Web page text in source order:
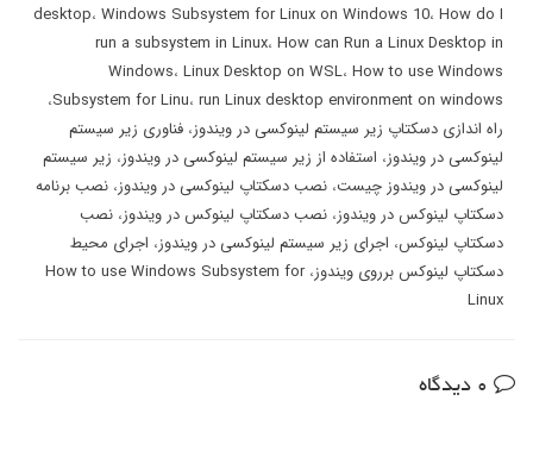
desktop، Windows Subsystem for Linux on Windows 10، How do I
run a subsystem in Linux، How can Run a Linux Desktop in
Windows، Linux Desktop on WSL، How to use Windows
Subsystem for Linu، run Linux desktop environment on windows
،
راه اندازی دسکتاپ زیر سیستم لینوکسی در ویندوز، فناوری زیر سیستم
لینوکسی در ویندوز، استفاده از زیر سیستم لینوکسی در ویندوز، زیر سیستم
لینوکسی در ویندوز چیست، نصب دسکتاپ لینوکسی در ویندوز، نصب برنامه
دسکتاپ لینوکس در ویندوز، نصب دسکتاپ لینوکس در ویندوز، نصب
دسکتاپ لینوکس، اجرای زیر سیستم لینوکسی در ویندوز، اجرای محیط
دسکتاپ لینوکس برروی ویندوز،How to use Windows Subsystem for
Linux